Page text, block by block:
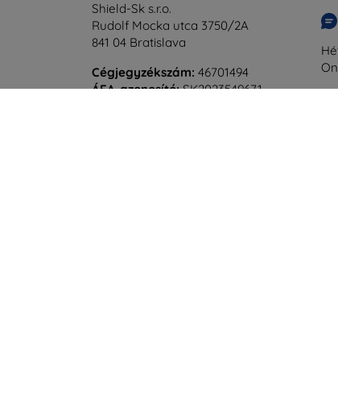
Shield-Sk s.r.o.
Rudolf Mocka utca 3750/2A
841 04 Bratislava
Cégjegyzékszám: 46701494
ÁFA-azonosító:SK2023549671